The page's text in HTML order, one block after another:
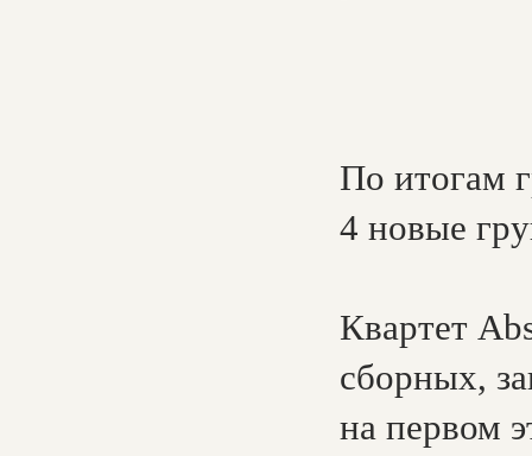
По итогам
4 новые
Квартет
сборных,
на первом